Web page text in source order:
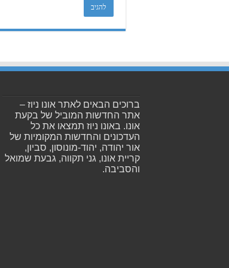
ברוכים הבאים לאתר אונו ניוז –
אתר החדשות המוביל של בקעת
אונו. באונו ניוז תמצאו את כל
העדכונים והחדשות המקומיות של
אור יהודה, יהוד-מונוסון, סביון,
קריית אונו, גני תקווה, גבעת שמואל
והסביבה.